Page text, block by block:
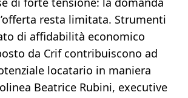
resta limitata. Strumenti
di affidabilità economico
da Crif contribuiscono ad
locatario in maniera
Beatrice Rubini, executive